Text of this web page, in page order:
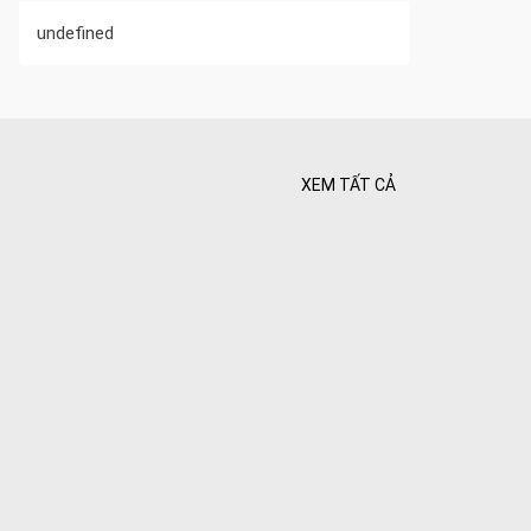
undefined
XEM TẤT CẢ